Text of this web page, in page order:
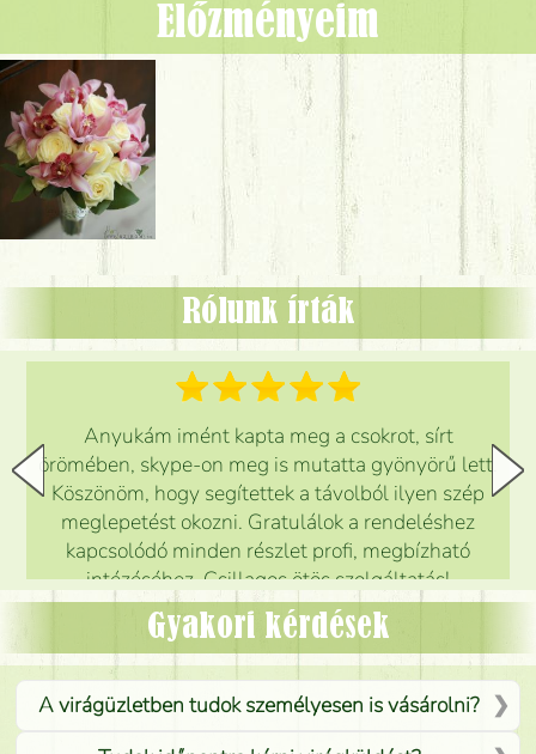
Előzményeim
Rólunk írták
Anyukám imént kapta meg a csokrot, sírt
örömében, skype-on meg is mutatta gyönyörű lett.
Köszönöm, hogy segítettek a távolból ilyen szép
meglepetést okozni. Gratulálok a rendeléshez
kapcsolódó minden részlet profi, megbízható
intézéséhez. Csillagos ötös szolgáltatás!
Mónika
Gyakori kérdések
A virágüzletben tudok személyesen is vásárolni?